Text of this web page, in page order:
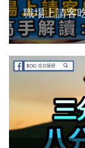
職場上請客